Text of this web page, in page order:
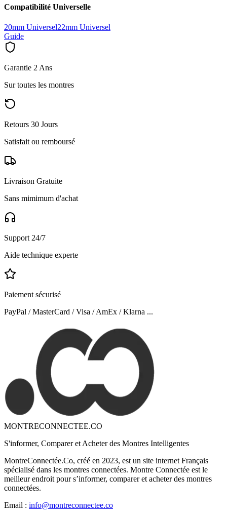
Compatibilité Universelle
20mm Universel22mm Universel
Guide
Garantie 2 Ans
Sur toutes les montres
Retours 30 Jours
Satisfait ou remboursé
Livraison Gratuite
Sans mimimum d'achat
Support 24/7
Aide technique experte
Paiement sécurisé
PayPal / MasterCard / Visa / AmEx / Klarna ...
MONTRECONNECTEE.CO
S'informer, Comparer et Acheter des Montres Intelligentes
MontreConnectée.Co, créé en 2023, est un site internet Français
spécialisé dans les montres connectées. Montre Connectée est le
meilleur endroit pour s’informer, comparer et acheter des montres
connectées.
Email : info@montreconnectee.co